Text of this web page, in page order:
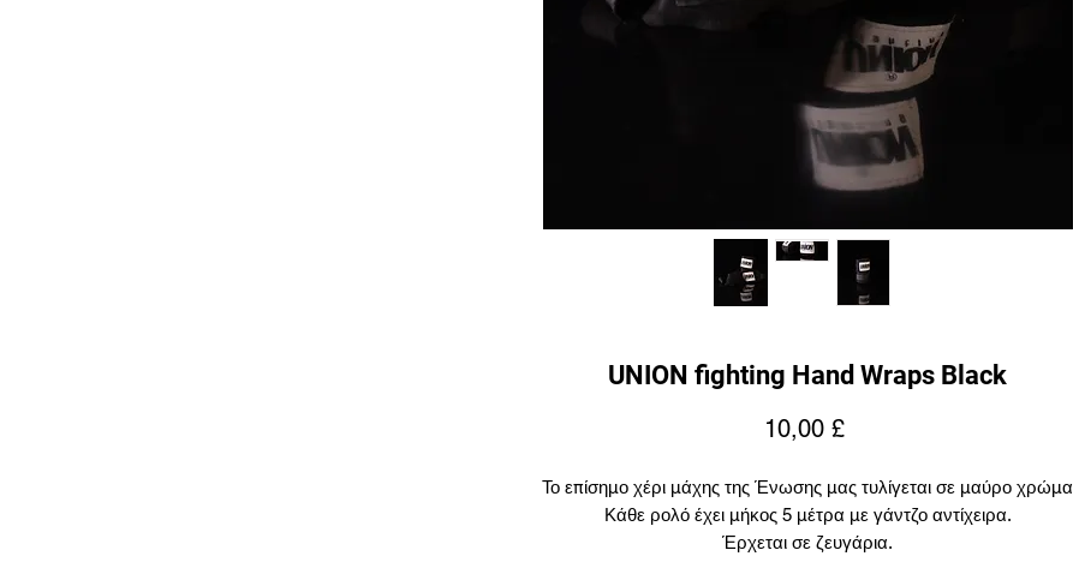
UNION fighting Hand Wraps Black
10,00 £Τιμή
Το επίσημο χέρι μάχης της Ένωσης μας τυλίγεται σε μαύρο χρώμα
Κάθε ρολό έχει μήκος 5 μέτρα με γάντζο αντίχειρα.
Έρχεται σε ζευγάρια.